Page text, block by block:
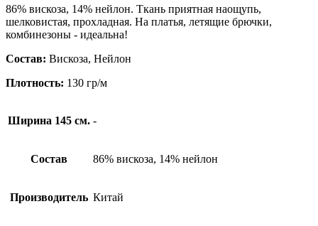
86% вискоза, 14% нейлон. Ткань приятная наощупь,
шелковистая, прохладная. На платья, летящие брючки,
комбинезоны - идеальна!
Состав: Вискоза, Нейлон
Плотность: 130 гр/м
Ширина 145 см. -
Состав 86% вискоза, 14% нейлон
Производитель Китай